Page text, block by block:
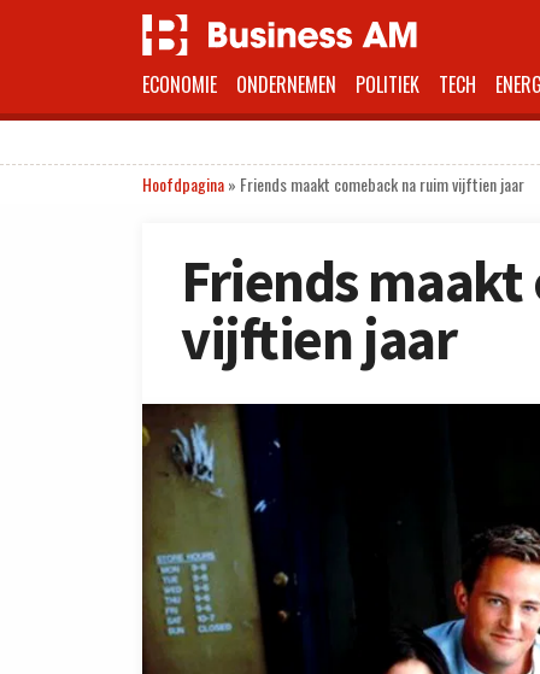
ECONOMIE ONDERNEMEN POLITIEK TECH
Hoofdpagina» Friends maakt comeback na ruim vijftien jaar
Friends
vijftien jaar